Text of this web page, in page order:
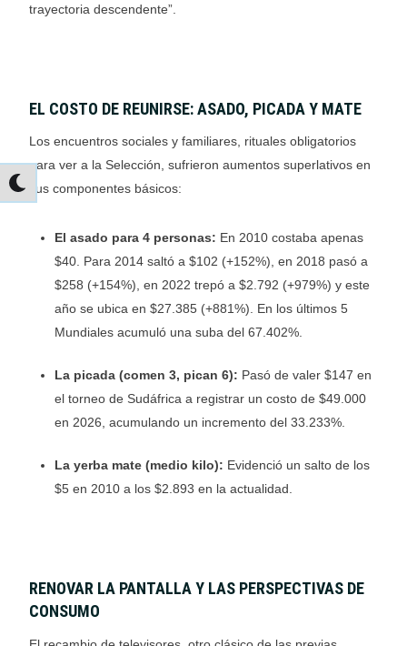
trayectoria descendente”
EL COSTO DE REUNIRSE: ASADO, PICADA Y MATE
Los encuentros sociales y familiares, rituales obligatorios
para ver a la Selección, sufrieron aumentos superlativos en
sus componentes básicos:
El asado para 4 personas: En 2010 costaba apenas
$40. Para 2014 saltó a $102 (+152%), en 2018 pasó a
$258 (+154%), en 2022 trepó a $2.792 (+979%) y este
año se ubica en $27.385 (+881%). En los últimos 5
Mundiales acumuló una suba del 67.402%.
La picada (comen 3, pican 6): Pasó de valer $147 en
el torneo de Sudáfrica a registrar un costo de $49.000
en 2026, acumulando un incremento del 33.233%.
La yerba mate (medio kilo): Evidenció un salto de los
$5 en 2010 a los $2.893 en la actualidad.
RENOVAR LA PANTALLA Y LAS PERSPECTIVAS DE
CONSUMO